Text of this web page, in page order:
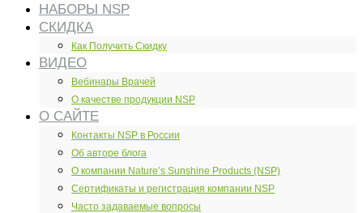
НАБОРЫ NSP
СКИДКА
Как Получить Скидку
ВИДЕО
Вебинары Врачей
О качестве продукции NSP
О САЙТЕ
Контакты NSP в России
Об авторе блога
О компании Nature’s Sunshine Products (NSP)
Сертификаты и регистрация компании NSP
Часто задаваемые вопросы